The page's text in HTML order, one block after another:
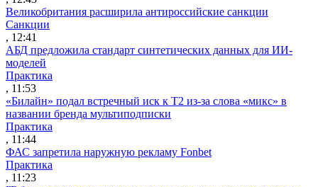
Великобритания расширила антироссийские санкции
Санкции
, 12:41
АБД предложила стандарт синтетических данных для ИИ-
моделей
Практика
, 11:53
«Билайн» подал встречный иск к Т2 из-за слова «микс» в
названии бренда мультиподписки
Практика
, 11:44
ФАС запретила наружную рекламу Fonbet
Практика
, 11:23